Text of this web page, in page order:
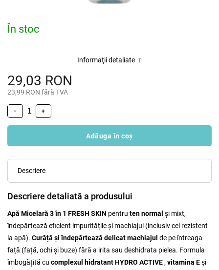
29,03 RON
23,99 RON fără TVA
În stoc
+
−
Adăuga în coş
Informaţii detaliate
Descriere
Descriere detaliată a produsului
Apă Micelară 3 în 1 FRESH SKIN pentru tennormal și mixt,
îndepărtează eficient impuritățile și machiajul (inclusiv cel rezistent
la apă). Curăță și îndepărtează delicatmachiajul de pe întreaga
față (față, ochi și buze) fără a irita sau deshidrata pielea. Formula
îmbogățită cu complexul hidratant HYDRO ACTIVE , vitamina Eși